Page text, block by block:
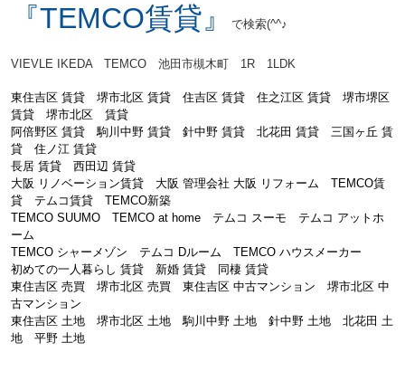
『TEMCO賃貸』 で検索(^^♪
VIEVLE IKEDA TEMCO 池田市槻木町 1R 1LDK
東住吉区 賃貸 堺市北区 賃貸 住吉区 賃貸 住之江区 賃貸 堺市堺区
賃貸 堺市北区 賃貸
阿倍野区 賃貸 駒川中野 賃貸 針中野 賃貸 北花田 賃貸 三国ヶ丘 賃
貸 住ノ江 賃貸
長居 賃貸 西田辺 賃貸
大阪 リノベーション賃貸 大阪 管理会社 大阪 リフォーム TEMCO賃
貸 テムコ賃貸 TEMCO新築
TEMCO SUUMO TEMCO at home テムコ スーモ テムコ アットホ
ーム
TEMCO シャーメゾン テムコ Dルーム TEMCO ハウスメーカー
初めての一人暮らし 賃貸 新婚 賃貸 同棲 賃貸
東住吉区 売買 堺市北区 売買 東住吉区 中古マンション 堺市北区 中
古マンション
東住吉区 土地 堺市北区 土地 駒川中野 土地 針中野 土地 北花田 土
地 平野 土地